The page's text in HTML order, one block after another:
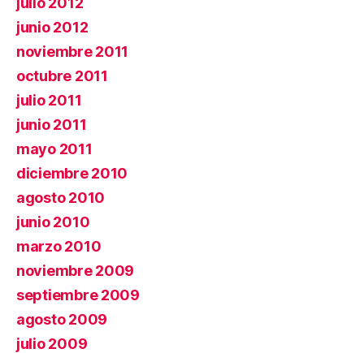
junio 2012
noviembre 2011
octubre 2011
julio 2011
junio 2011
mayo 2011
diciembre 2010
agosto 2010
junio 2010
marzo 2010
noviembre 2009
septiembre 2009
agosto 2009
julio 2009